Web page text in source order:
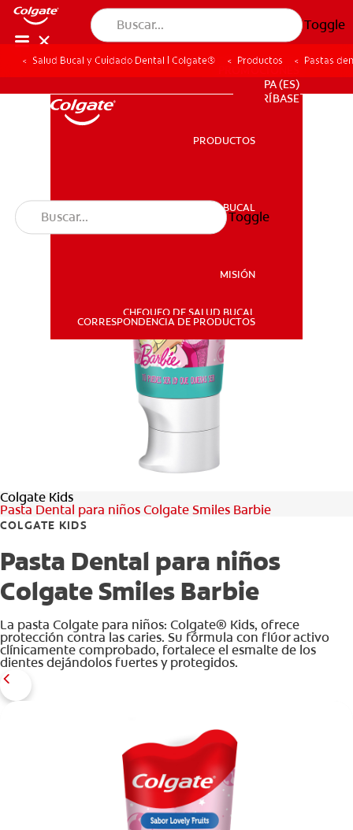
Toggle
SALUD BUCAL
CHEQUEO DE SALUD BUCAL
CORRESPONDENCIA DE PRODUCTOS
PA (ES)
SUSCRÍBASE
PRODUCTOS
SALUD BUCAL
MISIÓN
CHEQUEO DE SALUD BUCAL
CORRESPONDENCIA DE PRODUCTOS
Toggle
Salud Bucal y Cuidado Dental | Colgate® Productos Pastas
Colgate Kids
Pasta Dental para niños Colgate Smiles Barbie
COLGATE KIDS
Pasta Dental para niños
Colgate Smiles Barbie
La pasta Colgate para niños: Colgate® Kids, ofrece
protección contra las caries. Su fórmula con flúor activo
clínicamente comprobado, fortalece el esmalte de los
dientes dejándolos fuertes y protegidos.